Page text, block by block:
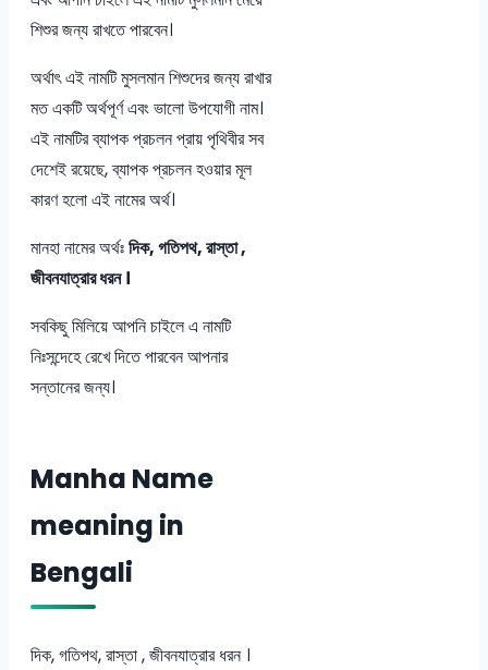
শিশুর জন্য রাখতে পারবেন।
অর্থাৎ এই নামটি মুসলমান শিশুদের জন্য রাখার
মত একটি অর্থপূর্ণ এবং ভালো উপযোগী নাম।
এই নামটির ব্যাপক প্রচলন প্রায় পৃথিবীর সব
দেশেই রয়েছে, ব্যাপক প্রচলন হওয়ার মূল
কারণ হলো এই নামের অর্থ।
মানহা নামের অর্থঃদিক, গতিপথ, রাস্তা ,
জীবনযাত্রার ধরন ।
সবকিছু মিলিয়ে আপনি চাইলে এ নামটি
নিঃসন্দেহে রেখে দিতে পারবেন আপনার
সন্তানের জন্য।
Manha Name
meaning in
Bengali
দিক, গতিপথ, রাস্তা , জীবনযাত্রার ধরন ।